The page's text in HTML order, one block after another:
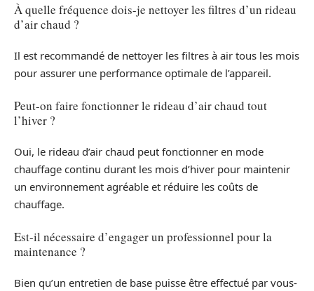
À quelle fréquence dois-je nettoyer les filtres d’un rideau
d’air chaud ?
Il est recommandé de nettoyer les filtres à air tous les mois
pour assurer une performance optimale de l’appareil.
Peut-on faire fonctionner le rideau d’air chaud tout
l’hiver ?
Oui, le rideau d’air chaud peut fonctionner en mode
chauffage continu durant les mois d’hiver pour maintenir
un environnement agréable et réduire les coûts de
chauffage.
Est-il nécessaire d’engager un professionnel pour la
maintenance ?
Bien qu’un entretien de base puisse être effectué par vous-